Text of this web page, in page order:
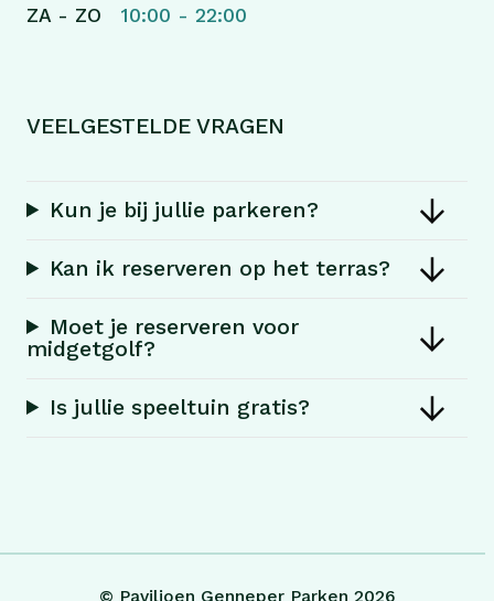
ZA - ZO
10:00 - 22:00
VEELGESTELDE VRAGEN
Kun je bij jullie parkeren?
Kan ik reserveren op het terras?
Moet je reserveren voor
midgetgolf?
Is jullie speeltuin gratis?
© Paviljoen Genneper Parken 2026